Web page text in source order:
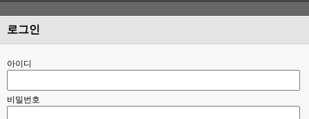
로그인
아이디
비밀번호